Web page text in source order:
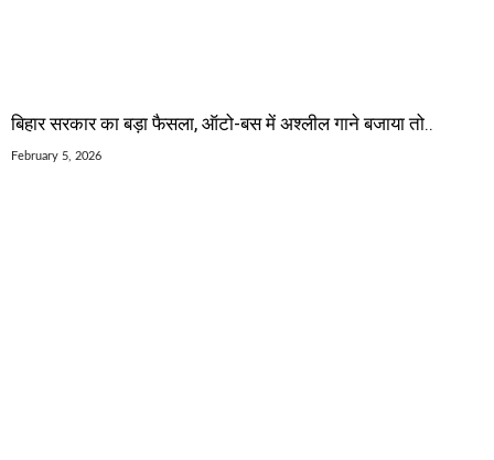
बिहार सरकार का बड़ा फैसला, ऑटो-बस में अश्लील गाने बजाया तो..
February 5, 2026